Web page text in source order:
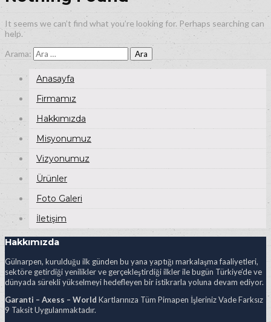
It seems we can’t find what you’re looking for. Perhaps searching can
help.
Arama:
Anasayfa
Firmamız
Hakkımızda
Misyonumuz
Vizyonumuz
Ürünler
Foto Galeri
İletişim
Hakkımızda
Gülnarpen, kurulduğu ilk günden bu yana yaptığı markalaşma faaliyetleri,
sektöre getirdiği yenilikler ve gerçekleştirdiği ilkler ile bugün Türkiye’de ve
dünyada sürekli yükselmeyi hedefleyen bir istikrarla yoluna devam ediyor.
Garanti – Axess – World Kartlarınıza Tüm Pimapen İşleriniz Vade Farksız
9 Taksit Uygulanmaktadır.